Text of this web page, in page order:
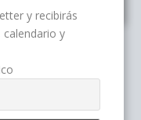
y recibirás
y